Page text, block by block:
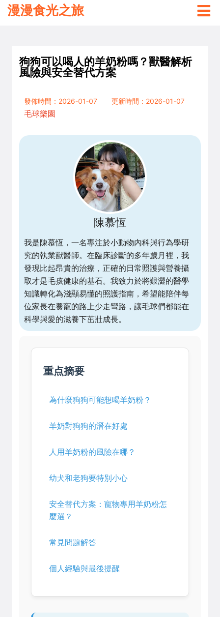
漫漫食光之旅
狗狗可以喝人的羊奶粉嗎？獸醫解析
風險與安全替代方案
發佈時間：2026-01-07
更新時間：2026-01-07
毛球樂園
陳慕恆
我是陳慕恆，一名專注於小動物內科與行為學研
究的執業獸醫師。在臨床診斷的多年歲月裡，我
發現比起昂貴的治療，正確的日常照護與營養攝
取才是毛孩健康的基石。我致力於將艱澀的醫學
知識轉化為淺顯易懂的照護指南，希望能陪伴每
位家長在養寵的路上少走彎路，讓毛球們都能在
科學與愛的滋養下茁壯成長。
重点摘要
為什麼狗狗可能想喝羊奶粉？
羊奶對狗狗的潛在好處
人用羊奶粉的風險在哪？
幼犬和老狗要特別小心
安全替代方案：寵物專用羊奶粉怎
麼選？
常見問題解答
個人經驗與最後提醒